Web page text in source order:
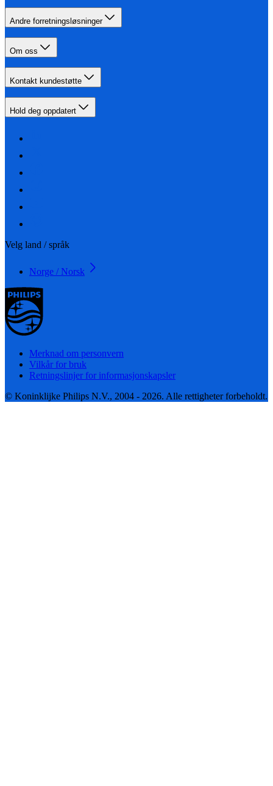
Andre forretningsløsninger
Om oss
Kontakt kundestøtte
Hold deg oppdatert
Velg land / språk
Norge / Norsk
Merknad om personvern
Vilkår for bruk
Retningslinjer for informasjonskapsler
© Koninklijke Philips N.V., 2004 - 2026. Alle rettigheter forbeholdt.